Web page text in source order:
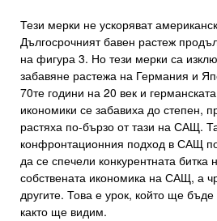
Тези мерки не ускоряват
Дългосрочният бавен растеж
на фигура 3. Но тези мерки са
забавяне растежа на Германия и
70те години на 20 век и
икономики се забавиха до степен,
растяха по-бързо от тази на САЩ.
конфронтационния подход в САЩ
да се спечели конкурентната битка
собствената икономика на САЩ, а
другите. Това е урок, който ще бъде
както ще видим.